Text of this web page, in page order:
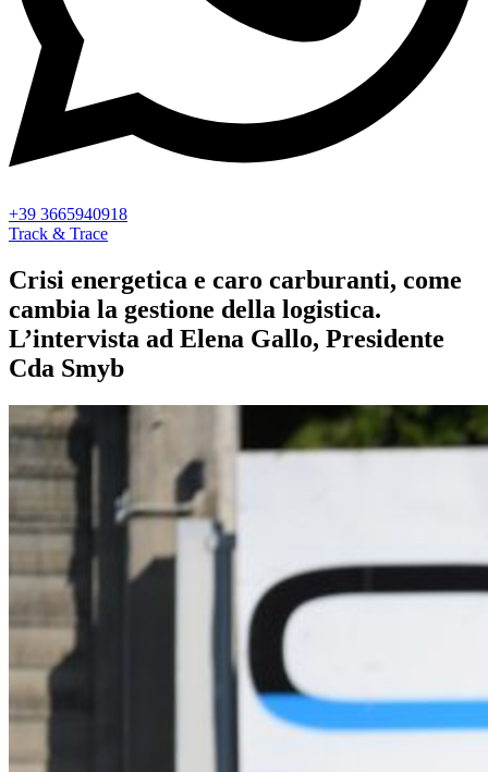
+39 3665940918
Track & Trace
Crisi energetica e caro carburanti, come
cambia la gestione della logistica.
L’intervista ad Elena Gallo, Presidente
Cda Smyb